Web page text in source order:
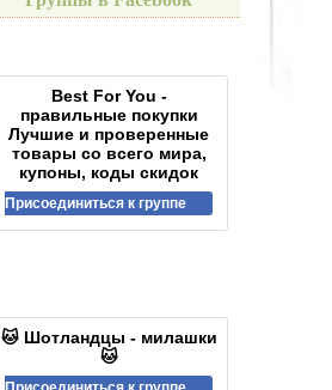
Best For You -
правильные покупки
Лучшие и проверенные
товары со всего мира,
купоны, коды скидок
Присоединиться к группе
🐱 Шотландцы - милашки
🐱